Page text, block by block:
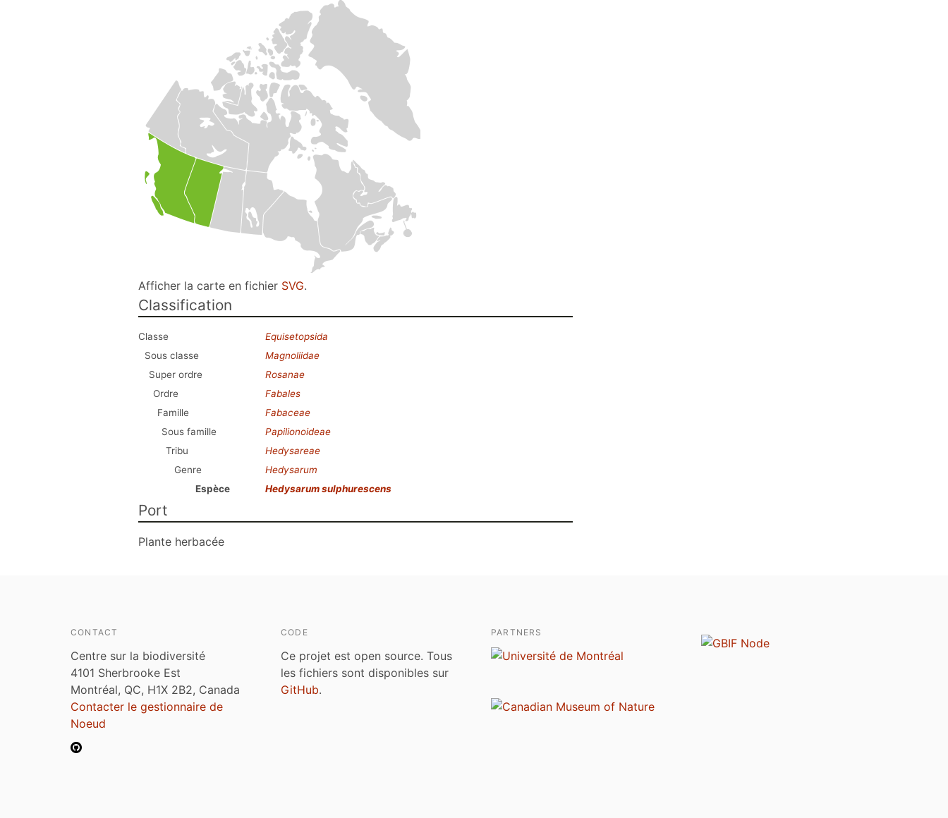
Afficher la carte en fichier SVG.
Classification
Classe
Equisetopsida
Sous classe
Magnoliidae
Super ordre
Rosanae
Ordre
Fabales
Famille
Fabaceae
Sous famille
Papilionoideae
Tribu
Hedysareae
Genre
Hedysarum
Espèce
Hedysarum sulphurescens
Port
Plante herbacée
CONTACT
Centre sur la biodiversité
4101 Sherbrooke Est
Montréal, QC, H1X 2B2, Canada
Contacter le gestionnaire de
Noeud
CODE
Ce projet est open source. Tous
les fichiers sont disponibles sur
GitHub.
PARTNERS